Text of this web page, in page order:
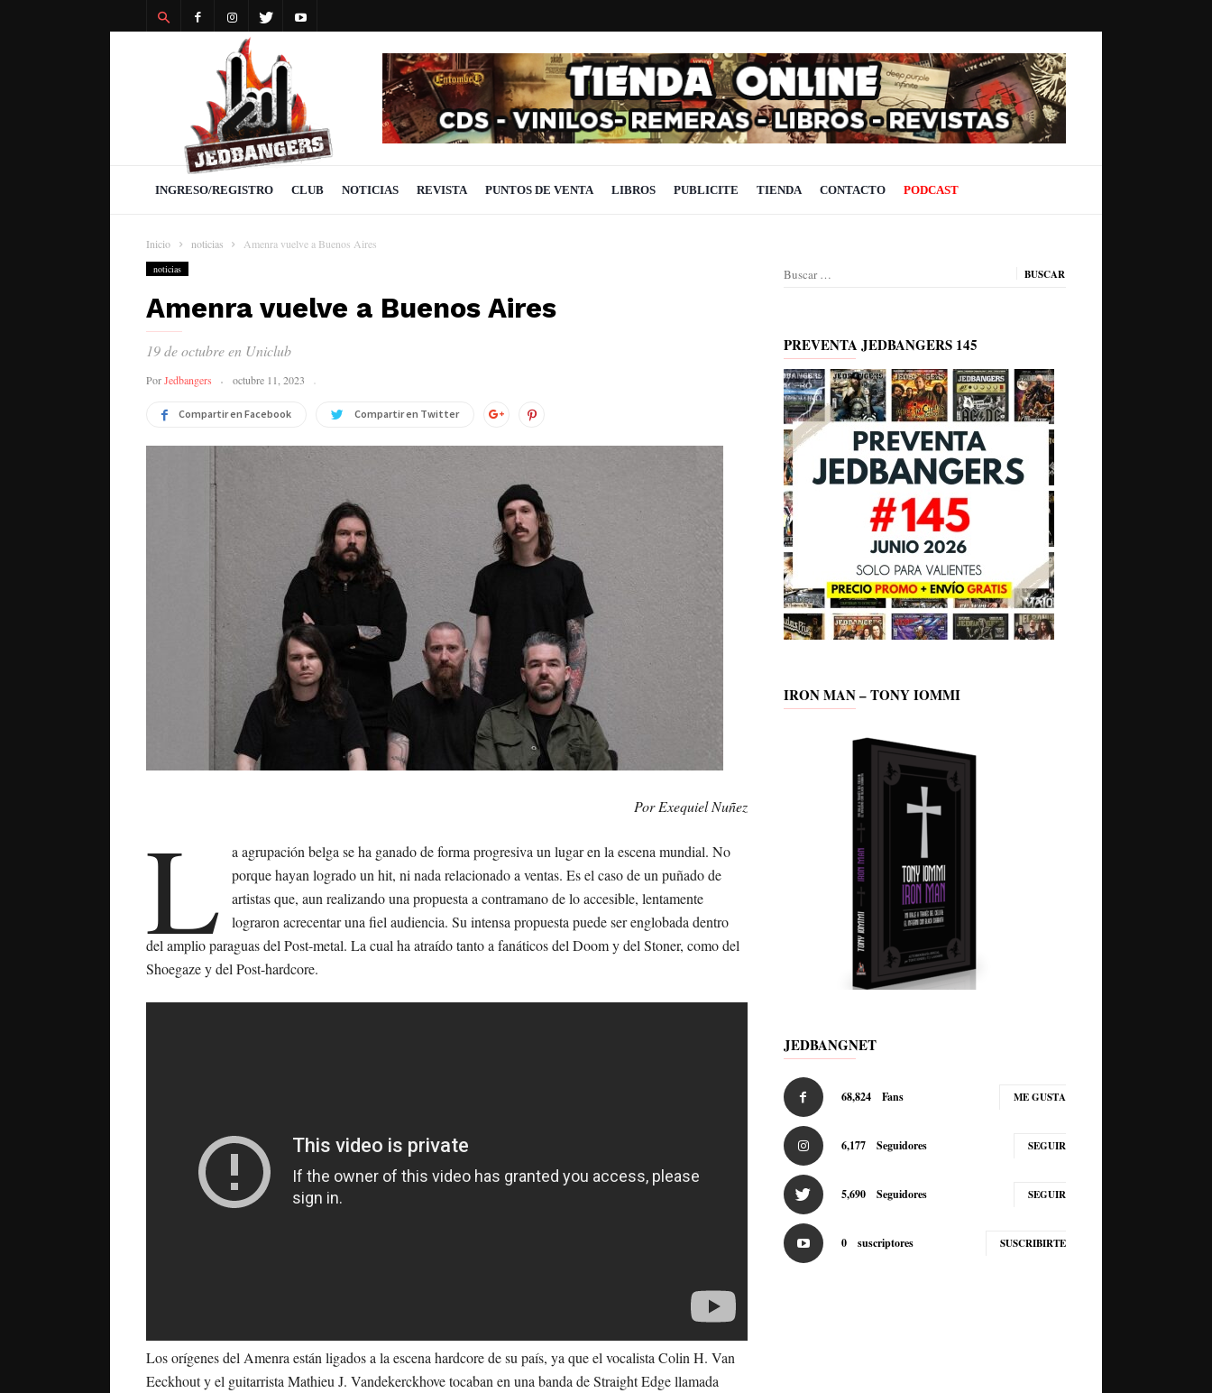
INGRESO/REGISTRO CLUB NOTICIAS REVISTA PUNTOS DE VENTA LIBROS PUBLICITE TIENDA CONTACTO PODCAST
Inicio noticias Amenra vuelve a Buenos Aires
noticias
Amenra vuelve a Buenos Aires
19 de octubre en Uniclub
PorJedbangers octubre 11, 2023
Compartir en Facebook Compartir en Twitter
Por Exequiel Nuñez
L
a agrupación belga se ha ganado de forma progresiva un lugar en la escena mundial. No
porque hayan logrado un hit, ni nada relacionado a ventas. Es el caso de un puñado de
artistas que, aun realizando una propuesta a contramano de lo accesible, lentamente
lograron acrecentar una fiel audiencia. Su intensa propuesta puede ser englobada dentro
del amplio paraguas del Post-metal. La cual ha atraído tanto a fanáticos del Doom y del Stoner, como del
Shoegaze y del Post-hardcore.
Los orígenes del Amenra están ligados a la escena hardcore de su país, ya que el vocalista Colin H. Van
Eeckhout y el guitarrista Mathieu J. Vandekerckhove tocaban en una banda de Straight Edge llamada
Buscar:
PREVENTA JEDBANGERS 145
IRON MAN – TONY IOMMI
JEDBANGNET
68,824 Fans ME GUSTA
6,177 Seguidores SEGUIR
5,690 Seguidores SEGUIR
0 suscriptores SUSCRIBIRTE